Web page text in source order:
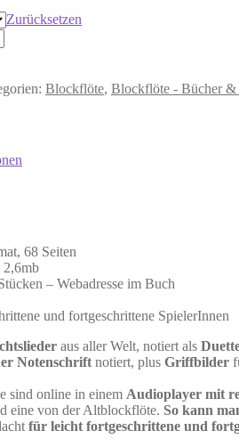
Zurücksetzen
Blockflöte, Blockflöte - Bücher
68 Seiten
– Webadresse im Buch
und fortgeschrittene SpielerInnen
aus aller Welt, notiert als
Notenschrift notiert, plus Griffbilder
sind online in einem Audioplayer mit
eine von der Altblockflöte. So kann
für leicht fortgeschrittene und